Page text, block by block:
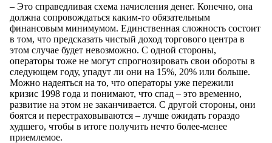
– Это справедливая схема начисления денег. Конечно, она
должна сопровождаться каким-то обязательным
финансовым минимумом. Единственная сложность состоит
в том, что предсказать чистый доход торгового центра в
этом случае будет невозможно. С одной стороны,
операторы тоже не могут спрогнозировать свои обороты в
следующем году, упадут ли они на 15%, 20% или больше.
Можно надеяться на то, что операторы уже пережили
кризис 1998 года и понимают, что спад – это временно,
развитие на этом не заканчивается. С другой стороны, они
боятся и перестраховываются – лучше ожидать гораздо
худшего, чтобы в итоге получить нечто более-менее
приемлемое.